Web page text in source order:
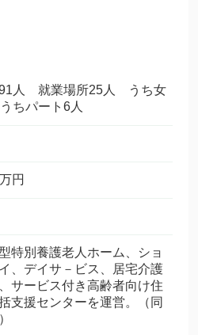
人 就業場所25人 うち女
ちパート6人
円
特別養護老人ホーム、ショ
、デイサ－ビス、居宅介護
サービス付き高齢者向け住
支援センターを運営。（同